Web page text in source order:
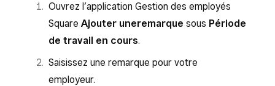
Ouvrez l’application Gestion des employés
Square Ajouter uneremarque sous Période
de travail en cours.
Saisissez une remarque pour votre
employeur.